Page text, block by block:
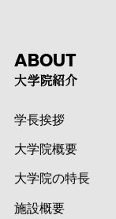
ABOUT
大学院紹介
学長挨拶
大学院概要
大学院の特長
施設概要